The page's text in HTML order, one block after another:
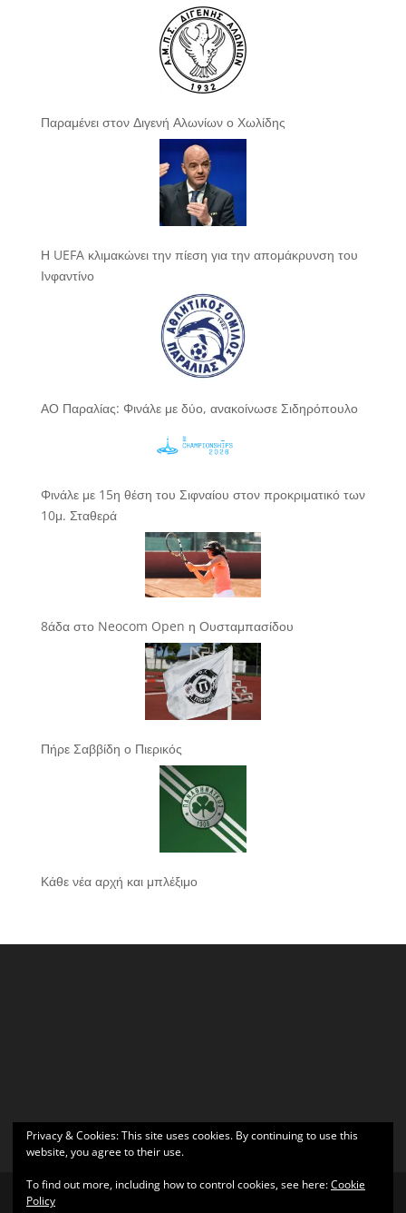
Παραμένει στον Διγενή Αλωνίων ο Χωλίδης
Η UEFA κλιμακώνει την πίεση για την απομάκρυνση του
Ινφαντίνο
ΑΟ Παραλίας: Φινάλε με δύο, ανακοίνωσε Σιδηρόπουλο
Φινάλε με 15η θέση του Σιφναίου στον προκριματικό των
10μ. Σταθερά
8άδα στο Neocom Open η Ουσταμπασίδου
Πήρε Σαββίδη ο Πιερικός
Κάθε νέα αρχή και μπλέξιμο
Privacy & Cookies: This site uses cookies. By continuing to use this
website, you agree to their use.
To find out more, including how to control cookies, see here:Cookie
Policy